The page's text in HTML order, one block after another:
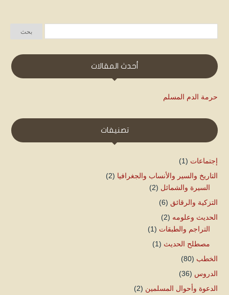
أحدث المقالات
حرمة الدم المسلم
تصنيفات
إجتماعات (1)
التاريخ والسير والأنساب والجغرافيا (2)
السيرة والشمائل (2)
التزكية والرقائق (6)
الحديث وعلومه (2)
التراجم والطبقات (1)
مصطلح الحديث (1)
الخطب (80)
الدروس (36)
الدعوة وأحوال المسلمين (2)